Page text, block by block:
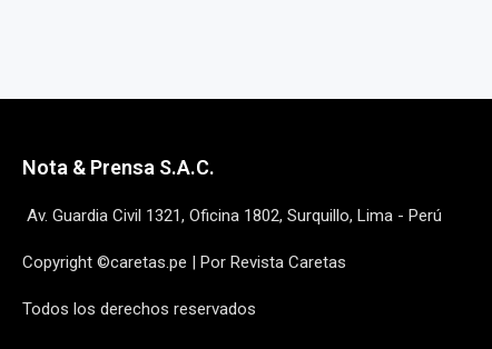
Nota & Prensa S.A.C.
Av. Guardia Civil 1321, Oficina 1802, Surquillo, Lima - Perú
Copyright ©caretas.pe | Por Revista Caretas
Todos los derechos reservados